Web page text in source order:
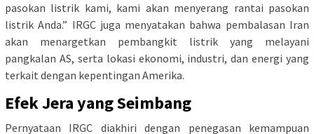
pasokan listrik kami, kami akan menyerang rantai pasokan
listrik Anda.” IRGC juga menyatakan bahwa pembalasan Iran
akan menargetkan pembangkit listrik yang melayani
pangkalan AS, serta lokasi ekonomi, industri, dan energi yang
terkait dengan kepentingan Amerika.
Efek Jera yang Seimbang
Pernyataan IRGC diakhiri dengan penegasan kemampuan